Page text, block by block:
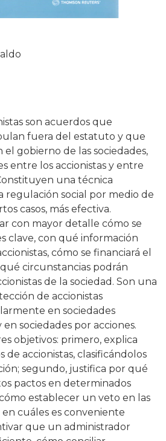
son acuerdos que
fuera del estatuto y que
gobierno de las sociedades,
entre los accionistas y entre
una técnica
regulación social por medio de
casos, más efectiva.
con mayor detalle cómo se
clave, con qué información
cómo se financiará el
circunstancias podrán
de la sociedad. Son una
de accionistas
en sociedades
sociedades por acciones.
objetivos: primero, explica
de accionistas, clasificándolos
segundo, justifica por qué
pactos en determinados
establecer un veto en las
en cuáles es conveniente
que un administrador